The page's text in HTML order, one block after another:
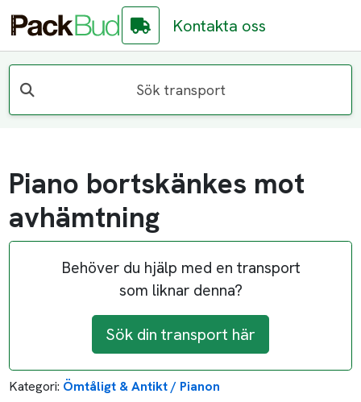
Kontakta oss
Sök transport
Piano bortskänkes mot
avhämtning
Behöver du hjälp med en transport
som liknar denna?
Sök din transport här
Kategori: Ömtåligt & Antikt / Pianon